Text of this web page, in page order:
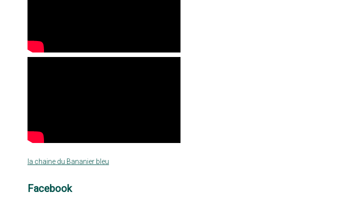
la chaine du Bananier bleu
Facebook